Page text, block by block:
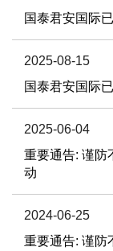
国泰君安国际
2025-08-15
国泰君安国际
2025-06-04
重要通告: 谨防
动
2024-06-25
重要通告: 谨防